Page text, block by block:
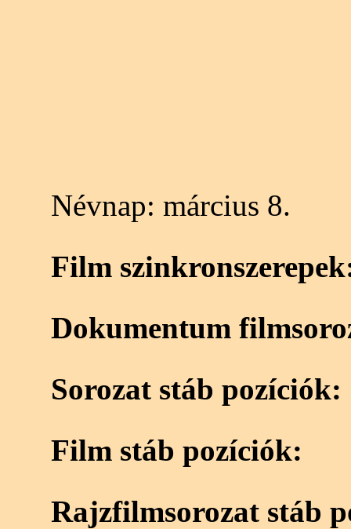
Névnap: március 8.
Film
Dokumentum
Sorozat stáb pozíciók:
Film stáb pozíciók:
Rajzfilmsorozat stáb